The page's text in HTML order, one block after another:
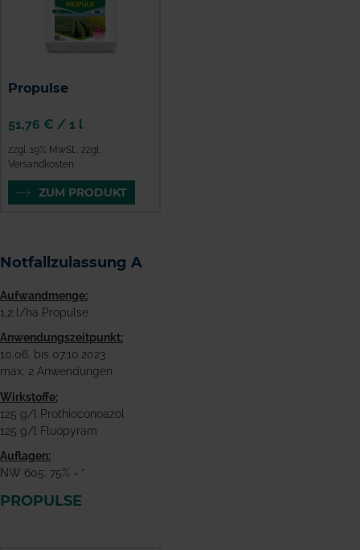
Propulse
zzgl. 19% MwSt., zzgl.
Versandkosten
51,76 € / 1 l
ZUM PRODUKT
Notfallzulassung A
Aufwandmenge:
1,2 l/ha Propulse
Anwendungszeitpunkt:
10.06. bis 07.10.2023
max. 2 Anwendungen
Wirkstoffe:
125 g/l Prothioconoazol
125 g/l Fluopyram
Auflagen:
NW 605: 75% = *
PROPULSE